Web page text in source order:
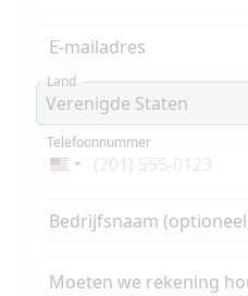
E-mailadres
Land
Verenigde
+1
Telefoonnummer
Bedrijfsnaam
Moeten we rekening